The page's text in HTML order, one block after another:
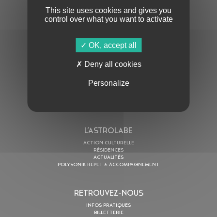
En cochant cette case, j’accepte laPolitique de confidentialité
AU PROGRAMME
L’ASTROLABE
ACTION CULTURELLE
RÉSIDENCES
ACTUALITÉS
POLYSONIK REPET & ACCOMPAGNEMENT
RETROUVEZ-NOUS
INFOS PRATIQUES
BILLETTERIE
This site uses cookies and gives you
control over what you want to activate
OK, accept all
Deny all cookies
Personalize